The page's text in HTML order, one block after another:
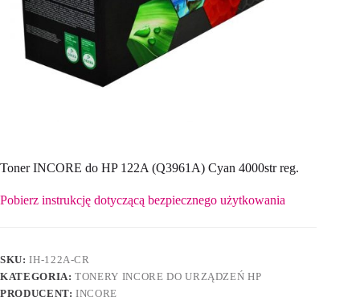
Toner INCORE do HP 122A (Q3961A) Cyan 4000str reg.
Pobierz instrukcję dotyczącą bezpiecznego użytkowania
SKU:IH-122A-CR
KATEGORIA:TONERY INCORE DO URZĄDZEŃ HP
PRODUCENT:INCORE